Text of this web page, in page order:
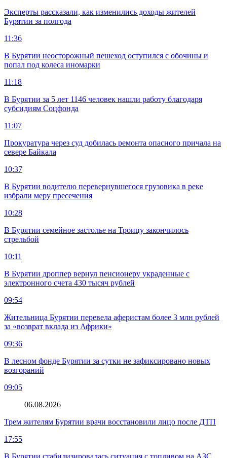
Эксперты рассказали, как изменились доходы жителей
Бурятии за полгода
11:36
В Бурятии неосторожный пешеход оступился с обочины и
попал под колеса иномарки
11:18
В Бурятии за 5 лет 1146 человек нашли работу благодаря
субсидиям Соцфонда
11:07
Прокуратура через суд добилась ремонта опасного причала на
севере Байкала
10:37
В Бурятии водителю перевернувшегося грузовика в реке
избрали меру пресечения
10:28
В Бурятии семейное застолье на Троицу закончилось
стрельбой
10:11
В Бурятии дроппер вернул пенсионеру украденные с
электронного счета 430 тысяч рублей
09:54
Жительница Бурятии перевела аферистам более 3 млн рублей
за «возврат вклада из Африки»
09:36
В лесном фонде Бурятии за сутки не зафиксировано новых
возгораний
09:05
06.08.2026
Трем жителям Бурятии врачи восстановили лицо после ДТП
17:55